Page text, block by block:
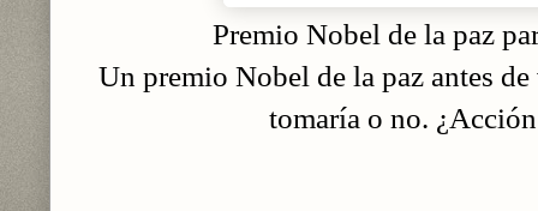
Premio Nobel de la paz
Un premio Nobel de la paz antes
tomaría o no.